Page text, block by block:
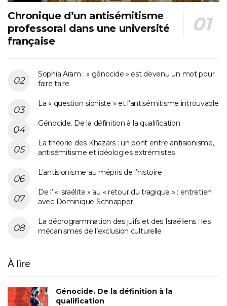
Chronique d’un antisémitisme
professoral dans une université
française
Sophia Aram : « génocide » est devenu un mot pour
faire taire
La « question sioniste » et l’antisémitisme introuvable
Génocide. De la définition à la qualification
La théorie des Khazars : un pont entre antisionisme,
antisémitisme et idéologies extrémistes
L’antisionisme au mépris de l’histoire
De l’ « israélite » au « retour du tragique » : entretien
avec Dominique Schnapper
La déprogrammation des juifs et des Israéliens : les
mécanismes de l’exclusion culturelle
À lire
Génocide. De la définition à la
qualification